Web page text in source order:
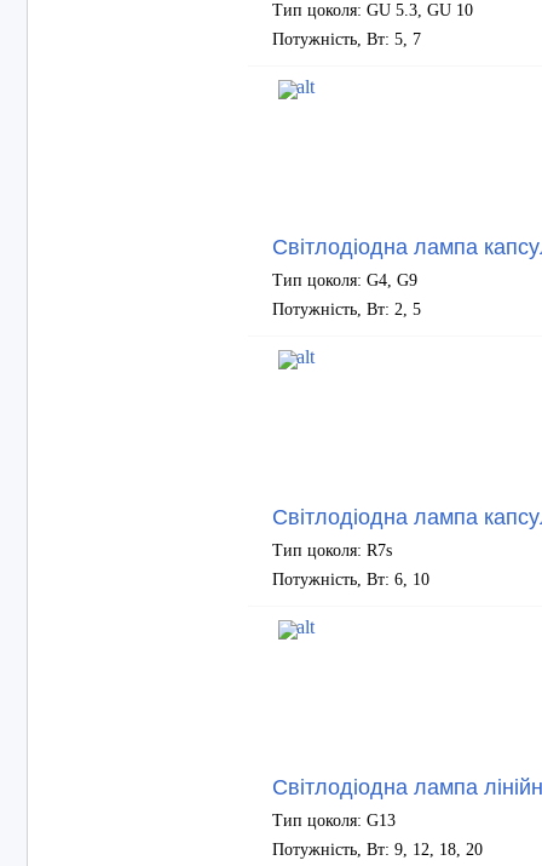
Тип цоколя: GU 5.3, GU 10
Потужність, Вт: 5, 7
Світлодіодна лампа
Тип цоколя: G4, G9
Потужність, Вт: 2, 5
Світлодіодна лампа
Тип цоколя: R7s
Потужність, Вт: 6, 10
Світлодіодна лампа
Тип цоколя: G13
Потужність, Вт: 9, 12, 18, 20